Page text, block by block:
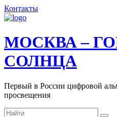
Контакты
МОСКВА –
СОЛНЦА
Первый в России цифровой
просвещения